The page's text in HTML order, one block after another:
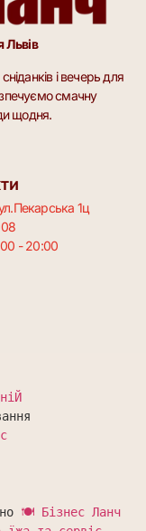
Львів
і вечерь для
смачну
щодня.
1ц
- 20:00
🍽 Бізнес Ланч